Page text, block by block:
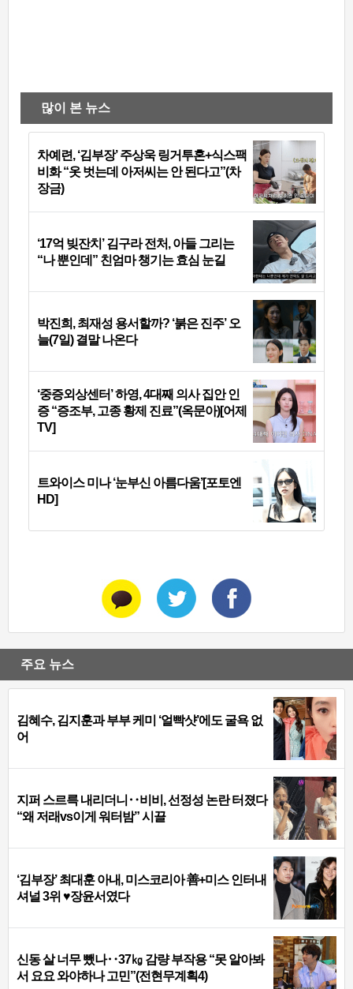
많이 본 뉴스
차예련, ‘김부장’ 주상욱 링거투혼+식스팩
비화 “옷 벗는데 아저씨는 안 된다고”(차
장금)
‘17억 빚잔치’ 김구라 전처, 아들 그리는
“나 뿐인데” 친엄마 챙기는 효심 눈길
박진희, 최재성 용서할까? ‘붉은 진주’ 오
늘(7일) 결말 나온다
‘중증외상센터’ 하영, 4대째 의사 집안 인
증 “증조부, 고종 황제 진료”(옥문아)[어제
TV]
트와이스 미나 ‘눈부신 아름다움’[포토엔
HD]
주요 뉴스
김혜수, 김지훈과 부부 케미 ‘얼빡샷’에도 굴욕 없
어
지퍼 스르륵 내리더니‥비비, 선정성 논란 터졌다
“왜 저래vs이게 워터밤” 시끌
‘김부장’ 최대훈 아내, 미스코리아 善+미스 인터내
셔널 3위 ♥장윤서였다
신동 살 너무 뺐나‥37㎏ 감량 부작용 “못 알아봐
서 요요 와야하나 고민”(전현무계획4)